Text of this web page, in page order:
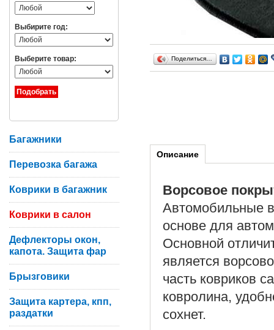
Поделиться…
Описание
Ворсовое
Автомобильные
основе для
Основной
является
часть ковриков
ковролина,
сохнет.
Выбирите год:
Выберите товар:
Багажники
Перевозка багажа
Коврики в багажник
Коврики в салон
Дефлекторы окон,
капота. Защита фар
Брызговики
Защита картера, кпп,
раздатки